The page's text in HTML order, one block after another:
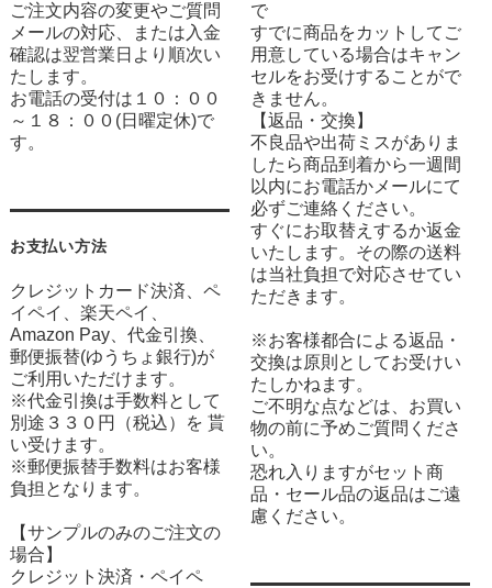
ご注文内容の変更やご質問
メールの対応、または入金
確認は翌営業日より順次い
たします。
お電話の受付は１０：００
～１８：００(日曜定休)で
す。
お支払い方法
クレジットカード決済、ペ
イペイ、楽天ペイ、
Amazon Pay、代金引換、
郵便振替(ゆうちょ銀行)が
ご利用いただけます。
※代金引換は手数料として
別途３３０円（税込）を 貰
い受けます。
※郵便振替手数料はお客様
負担となります。
【サンプルのみのご注文の
場合】
クレジット決済・ペイペ
で
すでに商品をカットしてご
用意している場合はキャン
セルをお受けすることがで
きません。
【返品・交換】
不良品や出荷ミスがありま
したら商品到着から一週間
以内にお電話かメールにて
必ずご連絡ください。
すぐにお取替えするか返金
いたします。その際の送料
は当社負担で対応させてい
ただきます。
※お客様都合による返品・
交換は原則としてお受けい
たしかねます。
ご不明な点などは、お買い
物の前に予めご質問くださ
い。
恐れ入りますがセット商
品・セール品の返品はご遠
慮ください。